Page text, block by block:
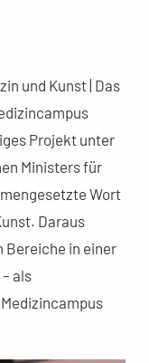
und Kunst | Das
Projekt unter
Ministers für
Wort
Daraus
Bereiche in einer
als